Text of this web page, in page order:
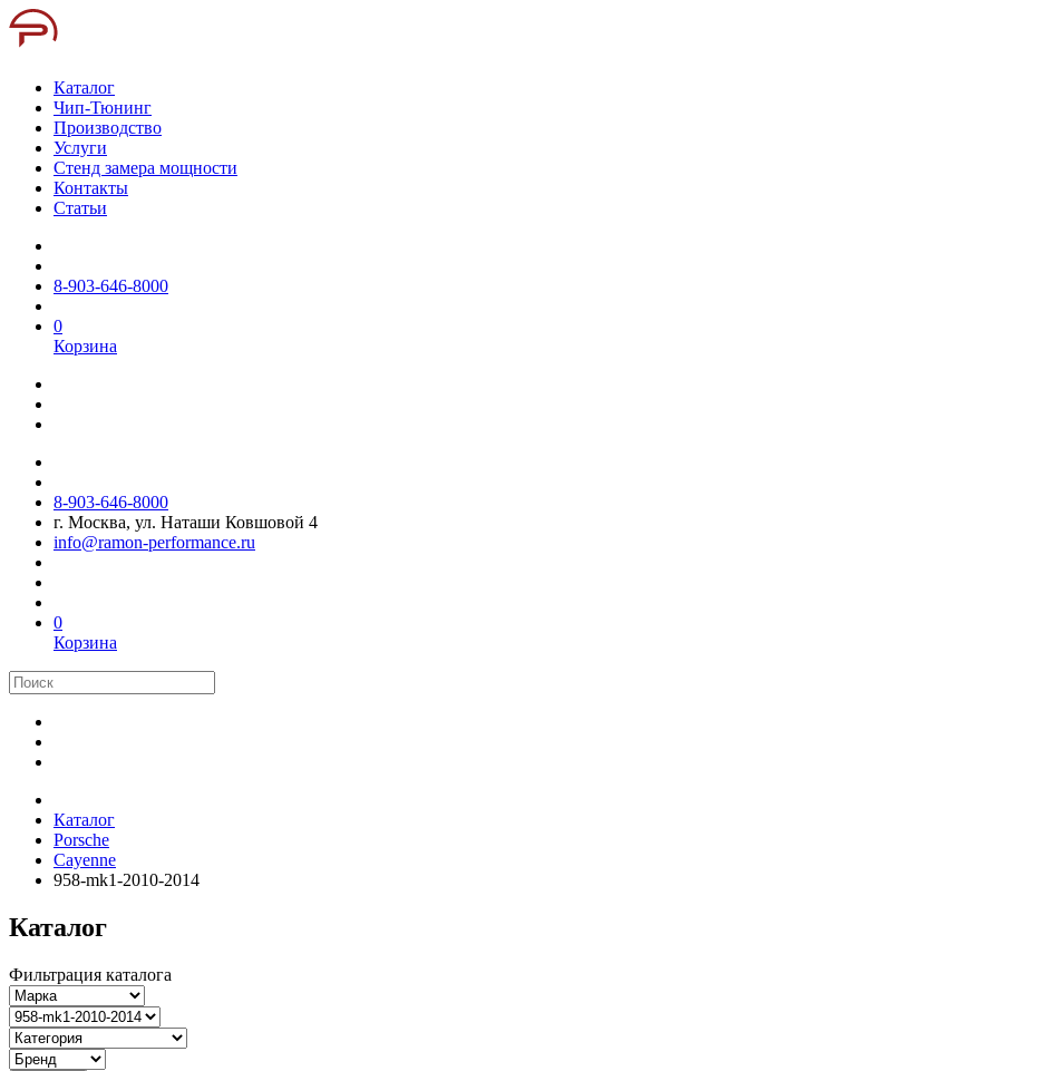
Каталог
Чип-Тюнинг
Производство
Услуги
Стенд замера мощности
Контакты
Статьи
8-903-646-8000
0
Корзина
8-903-646-8000
г. Москва, ул. Наташи Ковшовой 4
info@ramon-performance.ru
0
Корзина
Каталог
Porsche
Cayenne
958-mk1-2010-2014
Каталог
Фильтрация каталога